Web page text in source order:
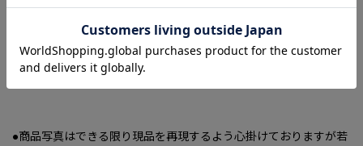
【SIZE】 ※実寸値のため多少の誤差はご了承くださいませ
1 着丈前約40cm 着丈後約40cm
●商品写真はできる限り現品を再現するよう心掛けておりますが若